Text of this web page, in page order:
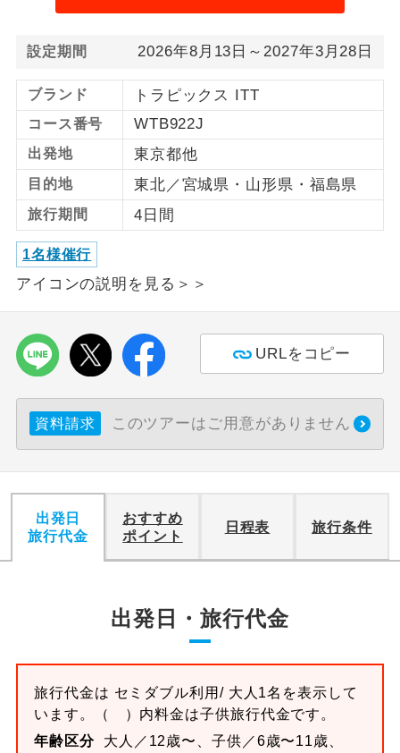
設定期間 2026年8月13日～2027年3月28日
ブランド トラピックス ITT
コース番号 WTB922J
出発地 東京都他
目的地 東北／宮城県・山形県・福島県
旅行期間 4日間
1名様催行
アイコンの説明を見る＞＞
URLをコピー
資料請求 このツアーはご用意がありません
出発日
旅行代金
おすすめ
ポイント
日程表 旅行条件
出発日・旅行代金
旅行代金は セミダブル利用/ 大人1名を表示して
います。
（ ）内料金は子供旅行代金です。
年齢区分
大人／12歳〜、子供／6歳〜11歳、
2名様催行
2名様から出発可能な個人型プランで
加限定
スです。
1名様1室同代
金
1名様1室利用でも追加料金がかからない
コースです。
ご夫婦限定
ご夫婦限定でご参加いただけるコースで
す。
女性限定
年齢制限あり
航空会社指定
利用航空会社が指定なので、ご出発の計
画にとても便利です。
ホテル指定
ご紹介するホテルを指定したコースで
おひとり様バ
ス2席利用
おひとり様でバス席を2席利⽤できま
す。